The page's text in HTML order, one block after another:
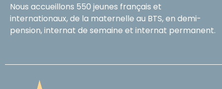
Nous accueillons 550 jeunes français et
internationaux, de la maternelle au BTS, en demi-
pension, internat de semaine et internat permanent.